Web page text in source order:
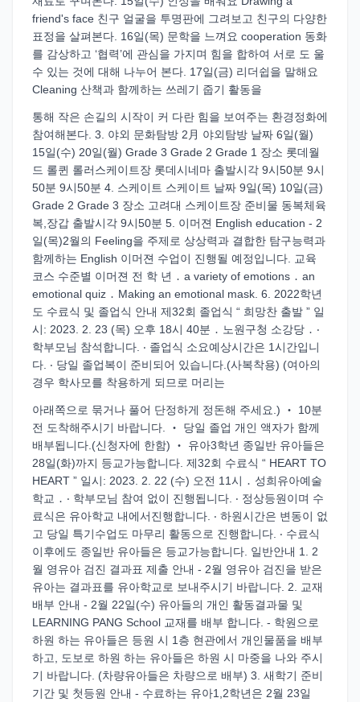
friend's face 친구 얼굴을 투명판에 그려보고 친구의 다양한
표정을 살펴본다. 16일(목) 문학을 느껴요 cooperation 동화
를 감상하고 ‘협력’에 관심을 가지며 힘을 합하여 서로 도 울
수 있는 것에 대해 나누어 본다. 17일(금) 리더쉽을 말해요
Cleaning 산책과 함께하는 쓰레기 줍기 활동을
통해 작은 손길의 시작이 커 다란 힘을 보여주는 환경정화에
참여해본다. 3. 야외 문화탐방 2月 야외탐방 날짜 6일(월)
15일(수) 20일(월) Grade 3 Grade 2 Grade 1 장소 롯데월
드 롤퀸 롤러스케이트장 롯데시네마 출발시각 9시50분 9시
50분 9시50분 4. 스케이트 스케이트 날짜 9일(목) 10일(금)
Grade 2 Grade 3 장소 고려대 스케이트장 준비물 동복체육
복,장갑 출발시각 9시50분 5. 이머젼 English education - 2
일(목)2월의 Feeling을 주제로 상상력과 결합한 탐구능력과
함께하는 English 이머젼 수업이 진행될 예정입니다. 교육
코스 수준별 이머젼 전 학 년 ․ a variety of emotions ․ an
emotional quiz ․ Making an emotional mask. 6. 2022학년
도 수료식 및 졸업식 안내 제32회 졸업식 “ 희망찬 출발 ” 일
시: 2023. 2. 23 (목) 오후 18시 40분 ․ 노원구청 소강당 ․ ‧
학부모님 참석합니다. ‧ 졸업식 소요예상시간은 1시간입니
다. ‧ 당일 졸업복이 준비되어 있습니다.(사복착용) (여아의
경우 학사모를 착용하게 되므로 머리는
아래쪽으로 묶거나 풀어 단정하게 정돈해 주세요.) ‧ 10분
전 도착해주시기 바랍니다. ‧ 당일 졸업 개인 액자가 함께
배부됩니다.(신청자에 한함) ‧ 유아3학년 종일반 유아들은
28일(화)까지 등교가능합니다. 제32회 수료식 “ HEART TO
HEART ” 일시: 2023. 2. 22 (수) 오전 11시 ․ 성희유아예술
학교 ․ ‧ 학부모님 참여 없이 진행됩니다. ‧ 정상등원이며 수
료식은 유아학교 내에서진행합니다. ‧ 하원시간은 변동이 없
고 당일 특기수업도 마무리 활동으로 진행합니다. ‧ 수료식
이후에도 종일반 유아들은 등교가능합니다. 일반안내 1. 2
월 영유아 검진 결과표 제출 안내 - 2월 영유아 검진을 받은
유아는 결과표를 유아학교로 보내주시기 바랍니다. 2. 교재
배부 안내 - 2월 22일(수) 유아들의 개인 활동결과물 및
LEARNING PANG School 교재를 배부 합니다. - 학원으로
하원 하는 유아들은 등원 시 1층 현관에서 개인물품을 배부
하고, 도보로 하원 하는 유아들은 하원 시 마중을 나와 주시
기 바랍니다. (차량유아들은 차량으로 배부) 3. 새학기 준비
기간 및 첫등원 안내 - 수료하는 유아1,2학년은 2월 23일